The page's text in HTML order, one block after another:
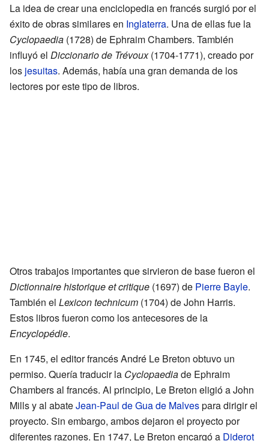
La idea de crear una enciclopedia en francés surgió por el
éxito de obras similares en Inglaterra. Una de ellas fue la
Cyclopaedia (1728) de Ephraim Chambers. También
influyó el Diccionario de Trévoux(1704-1771), creado por
los jesuitas. Además, había una gran demanda de los
lectores por este tipo de libros.
Otros trabajos importantes que sirvieron de base fueron el
Dictionnaire historique et critique (1697) de Pierre Bayle.
También el Lexicon technicum (1704) de John Harris.
Estos libros fueron como los antecesores de la
Encyclopédie.
En 1745, el editor francés André Le Breton obtuvo un
permiso. Quería traducir la Cyclopaediade Ephraim
Chambers al francés. Al principio, Le Breton eligió a John
Mills y al abateJean-Paul de Gua de Malvespara dirigir el
proyecto. Sin embargo, ambos dejaron el proyecto por
diferentes razones. En 1747, Le Breton encargó a Diderot